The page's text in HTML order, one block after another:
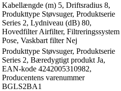
Kabellængde (m) 5, Driftsradius 8,
Produkttype Støvsuger, Produktserie
Series 2, Lydniveau (dB) 80,
Hovedfilter Airfilter, Filtreringssystem
Pose, Vaskbart filter Nej
Produkttype Støvsuger, Produktserie
Series 2, Bæredygtigt produkt Ja,
EAN-kode 4242005310982,
Producentens varenummer
BGLS2BA1